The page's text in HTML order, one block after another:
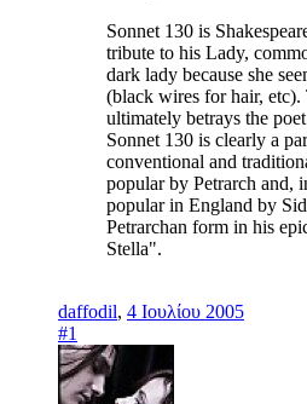
Sonnet 130 is
tribute to his Lady,
dark lady because she
(black wires for hair, etc).
ultimately betrays the
Sonnet 130 is clearly a
conventional and
popular by Petrarch and,
popular in England by
Petrarchan form in his
Stella".
daffodil, 4 Ιουλίου 2005
#1